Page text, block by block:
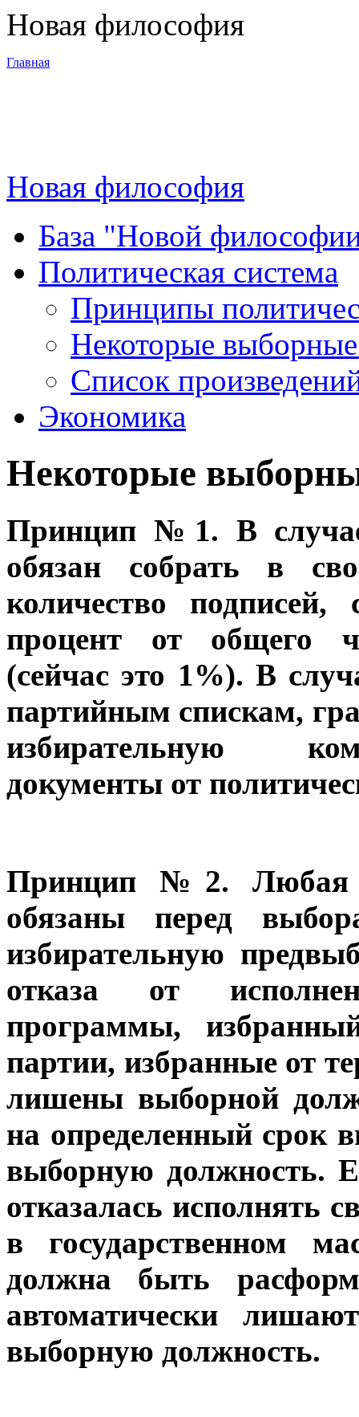
Новая философия
Главная
Программа
Суть новой
философии
Материалы
Контакты
Новая философия
База "Новой
Политическая система
Принципы
Некоторые
Список
Экономика
Некоторые
Принцип №1. В
обязан собрать в
количество подписей,
процент от общего
(сейчас это 1%). В
партийным спискам,
избирательную
документы от
Принцип №2. Любая
обязаны перед
избирательную
отказа от
программы,
партии, избранные от
лишены выборной
на определенный срок
выборную должность.
отказалась исполнять
в государственном
должна быть
автоматически
выборную должность.